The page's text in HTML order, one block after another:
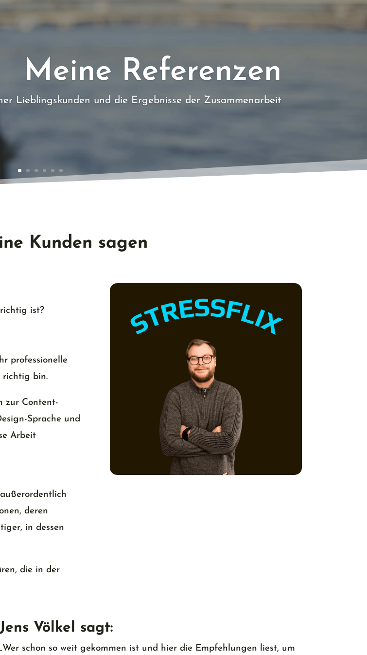
Meine Referenzen
Lieblingskunden und die Ergebnisse der Zusammenarbeit
Kunden sagen
ist?
professionelle
richtig bin.
zur Content-
Sprache und
Arbeit
deren
in dessen
die in der
Jens Völkel sagt:
„Wer schon so weit gekommen ist und hier die Empfehlungen liest, um